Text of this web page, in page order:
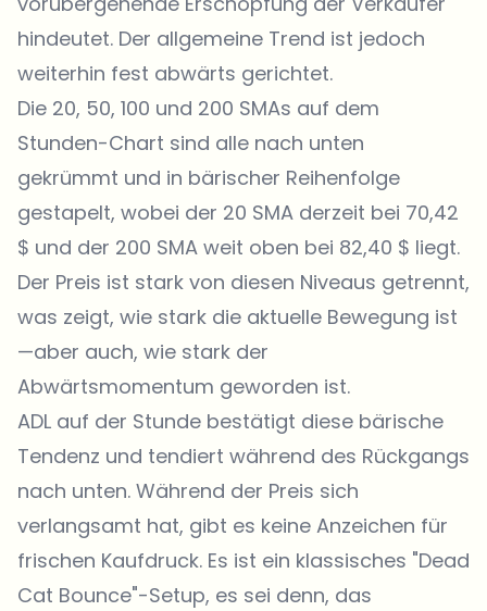
hindeutet. Der allgemeine Trend ist jedoch
weiterhin fest abwärts gerichtet.
Die 20, 50, 100 und 200 SMAs auf dem
Stunden-Chart sind alle nach unten
gekrümmt und in bärischer Reihenfolge
gestapelt, wobei der 20 SMA derzeit bei 70,42
$ und der 200 SMA weit oben bei 82,40 $ liegt.
Der Preis ist stark von diesen Niveaus getrennt,
was zeigt, wie stark die aktuelle Bewegung ist
—aber auch, wie stark der
Abwärtsmomentum geworden ist.
ADL auf der Stunde bestätigt diese bärische
Tendenz und tendiert während des Rückgangs
nach unten. Während der Preis sich
verlangsamt hat, gibt es keine Anzeichen für
frischen Kaufdruck. Es ist ein klassisches "Dead
Cat Bounce"-Setup, es sei denn, das